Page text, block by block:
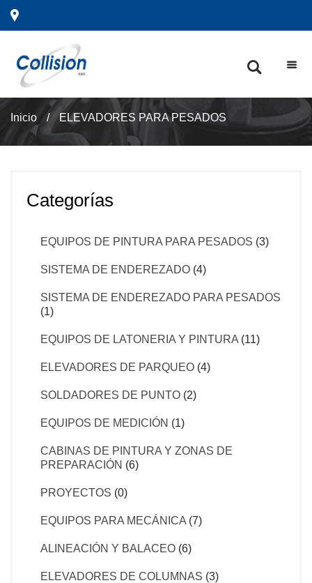
Inicio / ELEVADORES PARA PESADOS
Categorías
EQUIPOS DE PINTURA PARA PESADOS (3)
SISTEMA DE ENDEREZADO (4)
SISTEMA DE ENDEREZADO PARA PESADOS
(1)
EQUIPOS DE LATONERIA Y PINTURA (11)
ELEVADORES DE PARQUEO (4)
SOLDADORES DE PUNTO (2)
EQUIPOS DE MEDICIÓN (1)
CABINAS DE PINTURA Y ZONAS DE
PREPARACIÓN (6)
PROYECTOS (0)
EQUIPOS PARA MECÁNICA (7)
ALINEACIÓN Y BALACEO (6)
ELEVADORES DE COLUMNAS (3)